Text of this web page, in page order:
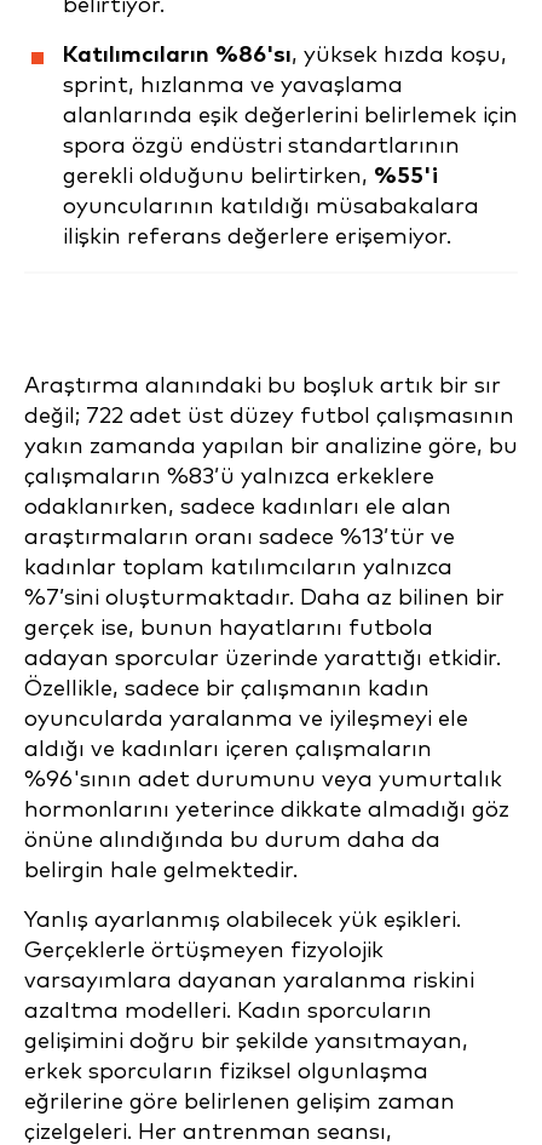
belirtiyor.
Katılımcıların %86'sı, yüksek hızda koşu,
sprint, hızlanma ve yavaşlama
alanlarında eşik değerlerini belirlemek için
spora özgü endüstri standartlarının
gerekli olduğunu belirtirken, %55'i
oyuncularının katıldığı müsabakalara
ilişkin referans değerlere erişemiyor.
Araştırma alanındaki bu boşluk artık bir sır
değil; 722 adet üst düzey futbol çalışmasının
yakın zamanda yapılan bir analizine göre, bu
çalışmaların %83’ü yalnızca erkeklere
odaklanırken, sadece kadınları ele alan
araştırmaların oranı sadece %13’tür ve
kadınlar toplam katılımcıların yalnızca
%7’sini oluşturmaktadır. Daha az bilinen bir
gerçek ise, bunun hayatlarını futbola
adayan sporcular üzerinde yarattığı etkidir.
Özellikle, sadece bir çalışmanın kadın
oyuncularda yaralanma ve iyileşmeyi ele
aldığı ve kadınları içeren çalışmaların
%96'sının adet durumunu veya yumurtalık
hormonlarını yeterince dikkate almadığı göz
önüne alındığında bu durum daha da
belirgin hale gelmektedir.
Yanlış ayarlanmış olabilecek yük eşikleri.
Gerçeklerle örtüşmeyen fizyolojik
varsayımlara dayanan yaralanma riskini
azaltma modelleri. Kadın sporcuların
gelişimini doğru bir şekilde yansıtmayan,
erkek sporcuların fiziksel olgunlaşma
eğrilerine göre belirlenen gelişim zaman
çizelgeleri. Her antrenman seansı,